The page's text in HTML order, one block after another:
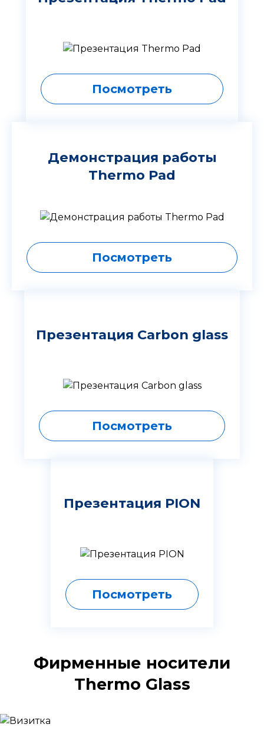
Посмотреть
Демонстрация работы
Thermo Pad
Посмотреть
Презентация Carbon glass
Посмотреть
Презентация PION
Посмотреть
Фирменные носители
Thermo Glass